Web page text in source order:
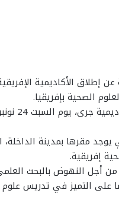
إطلاق الأكاديمية
الصحية بإفريقيا.
يوجد مقرها بمدينة
إفريقية.
أجل النهوض بالبحث
على التميز في تدريس